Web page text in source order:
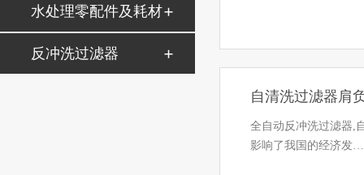
水处理零配件及耗材
反冲洗过滤器
自清洗过滤器肩
全自动反冲洗过滤器,
影响了我国的经济发…